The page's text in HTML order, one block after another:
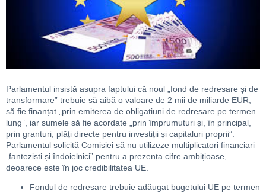
Parlamentul insistă asupra faptului că noul „fond de redresare și de
transformare” trebuie să aibă o valoare de 2 mii de miliarde EUR,
să fie finanțat „prin emiterea de obligațiuni de redresare pe termen
lung”, iar sumele să fie acordate „prin împrumuturi și, în principal,
prin granturi, plăți directe pentru investiții și capitaluri proprii”.
Parlamentul solicită Comisiei să nu utilizeze multiplicatori financiari
„fanteziști și îndoielnici” pentru a prezenta cifre ambițioase,
deoarece este în joc credibilitatea UE.
Fondul de redresare trebuie adăugat bugetului UE pe termen